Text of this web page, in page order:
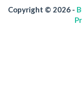
Copyright © 2026 -